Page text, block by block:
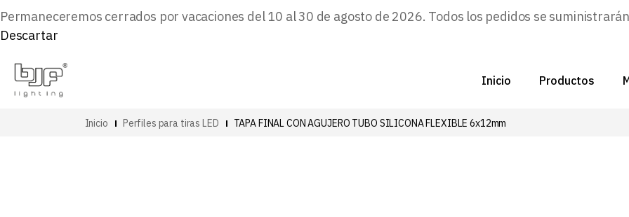
Permaneceremos cerrados por vacaciones del 10 al 30 de agosto de 2026. Todos los pedidos se
Descartar
Inicio Productos
Inicio Perfiles para tiras LED TAPA FINAL CON AGUJERO TUBO SILICONA FLEXIBLE 6x12mm